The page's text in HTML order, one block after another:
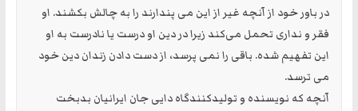
در باور خود از آنچه غیر از این می پندارند را به چالش بکشند. او
فقر و نداری تحمل می‌کند زیرا در دین او درست یا نادرست به او
این تفهیم شده. باقی را نمی پرسد، از دست دادن زندان دین خود
می ترسد.
آنچه که نویسنده و تولیدکنندگاه دایی جان ایرانیان بدبخت